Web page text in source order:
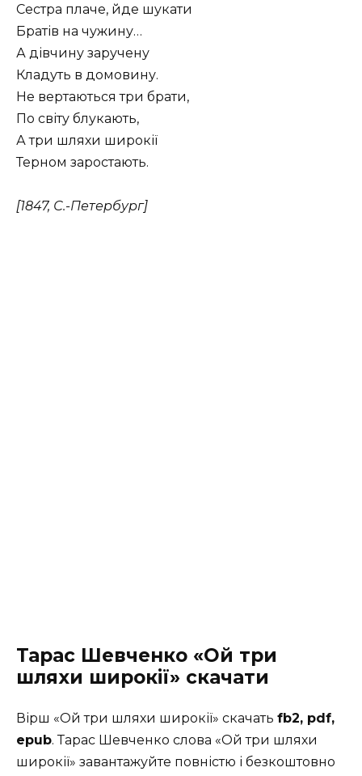
Сестра плаче, йде шукати
Братів на чужину…
А дівчину заручену
Кладуть в домовину.
Не вертаються три брати,
По світу блукають,
А три шляхи широкії
Терном заростають.
[1847, С.-Петербург]
Тарас Шевченко «Ой три
шляхи широкії» скачати
Вірш «Ой три шляхи широкії» скачать fb2, pdf,
epub. Тарас Шевченко слова «Ой три шляхи
широкії» завантажуйте повністю і безкоштовно